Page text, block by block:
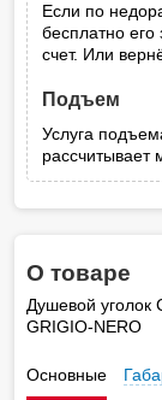
Если по
бесплатно
счет. Или
Подъем
Услуга
рассчитывает
О товаре
Душевой уголок
GRIGIO-NERO
Основные